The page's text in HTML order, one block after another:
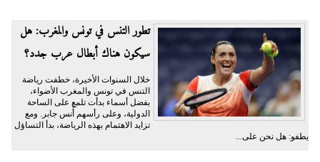
تطور التنس في تونس والمغرب: هل
سيكون هناك أبطال عرب جدد؟
خلال السنوات الأخيرة، خطفت رياضة
التنس في تونس والمغرب الأضواء،
بفضل أسماء بدأت تلمع على الساحة
الدولية، وعلى رأسهم أُنس جابر. ومع
تزايد الاهتمام بهذه الرياضة، بدأ التساؤل
يطفو: هل نحن على...